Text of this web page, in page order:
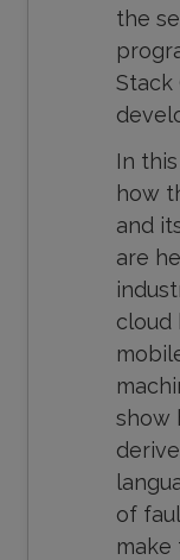
the
Stack
In
how
and
are
cloud
show
of
make